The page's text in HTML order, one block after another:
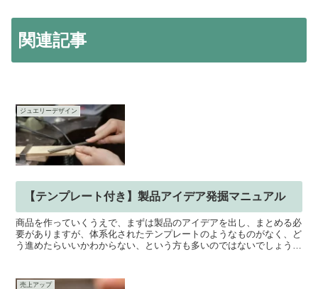
関連記事
ジュエリーデザイン
【テンプレート付き】製品アイデア発掘マニュアル
商品を作っていくうえで、まずは製品のアイデアを出し、まとめる必
要がありますが、体系化されたテンプレートのようなものがなく、ど
う進めたらいいかわからない、という方も多いのではないでしょう
売上アップ